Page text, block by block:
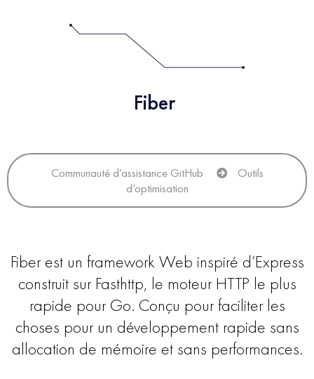
Fiber
Communauté d’assistance GitHub
Outils
d’optimisation
Fiber est un framework Web inspiré d’Express
construit sur Fasthttp, le moteur HTTP le plus
rapide pour Go. Conçu pour faciliter les
choses pour un développement rapide sans
allocation de mémoire et sans performances.